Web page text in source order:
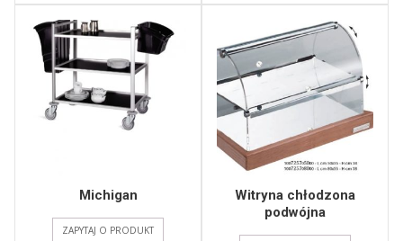
Michigan
ZAPYTAJ O PRODUKT
Witryna chłodzona
podwójna